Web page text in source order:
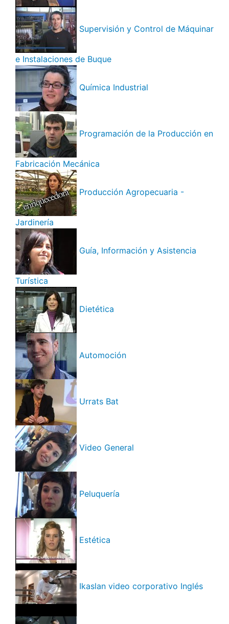
Supervisión y Control de Máquinar
e Instalaciones de Buque
Química Industrial
Programación de la Producción en
Fabricación Mecánica
Producción Agropecuaria -
Jardinería
Guía, Información y Asistencia
Turística
Dietética
Automoción
Urrats Bat
Video General
Peluquería
Estética
Ikaslan video corporativo Inglés